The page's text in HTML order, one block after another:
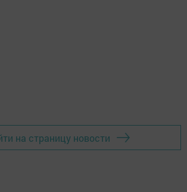
на страницу новости